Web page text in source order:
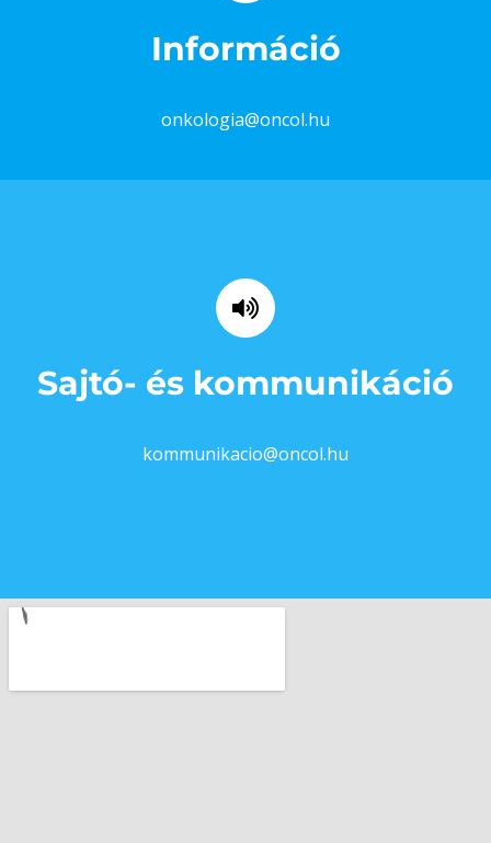
Információ
onkologia@oncol.hu
Sajtó- és kommunikáció
kommunikacio@oncol.hu